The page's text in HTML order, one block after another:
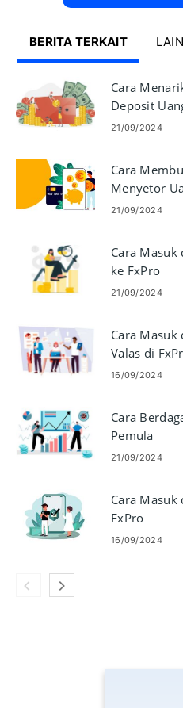
BERITA TERKAIT
Cara
Deposit
21/09/2024
Cara
Menyetor
21/09/2024
Cara
ke FxPro
21/09/2024
Cara
Valas di
16/09/2024
Cara
Pemula
21/09/2024
Cara
FxPro
16/09/2024